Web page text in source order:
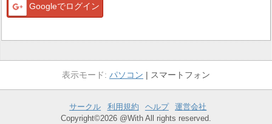
Googleでログイン
パソコン スマートフォン
サークル 利用規約 ヘルプ
運営会社
Copyright©2026 @With All rights reserved.